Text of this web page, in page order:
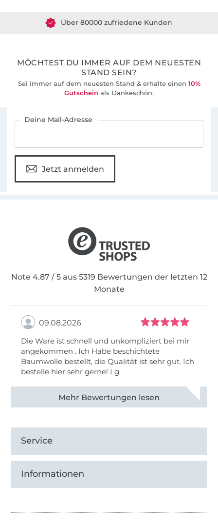
MÖCHTEST DU IMMER AUF DEM NEUESTEN
STAND SEIN?
Sei immer auf dem neuesten Stand & erhalte einen 10%
Gutschein als Dankeschön.
Deine Mail-Adresse
Jetzt anmelden
Note 4.87 / 5 aus 5319 Bewertungen der letzten 12
Monate
09.08.2026
Die Ware ist schnell und unkompliziert bei mir
angekommen . Ich Habe beschichtete
Baumwolle bestellt, die Qualität ist sehr gut. Ich
bestelle hier sehr gerne! Lg
Alle 83031 Bewertungen ansehen
Service
Informationen